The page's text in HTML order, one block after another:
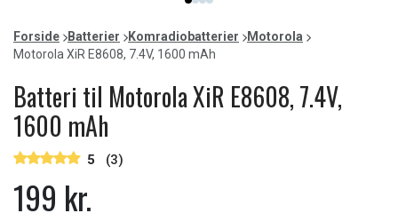
item
0
item
1
item
2
item
3
of
4
Forside Batterier Komradiobatterier
Motorola
Motorola XiR E8608, 7.4V, 1600 mAh
Batteri til Motorola XiR E8608, 7.4V,
1600 mAh
5 (3)
199 kr.